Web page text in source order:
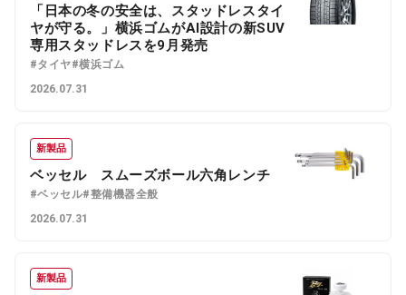
「日本の冬の安全は、スタッドレスタイ
ヤが守る。」横浜ゴムがAI設計の新SUV
専用スタッドレスを9月発売
#タイヤ#横浜ゴム
2026.07.31
新製品
ベッセル スムーズボール六角レンチ
#ベッセル#整備機器全般
2026.07.31
新製品